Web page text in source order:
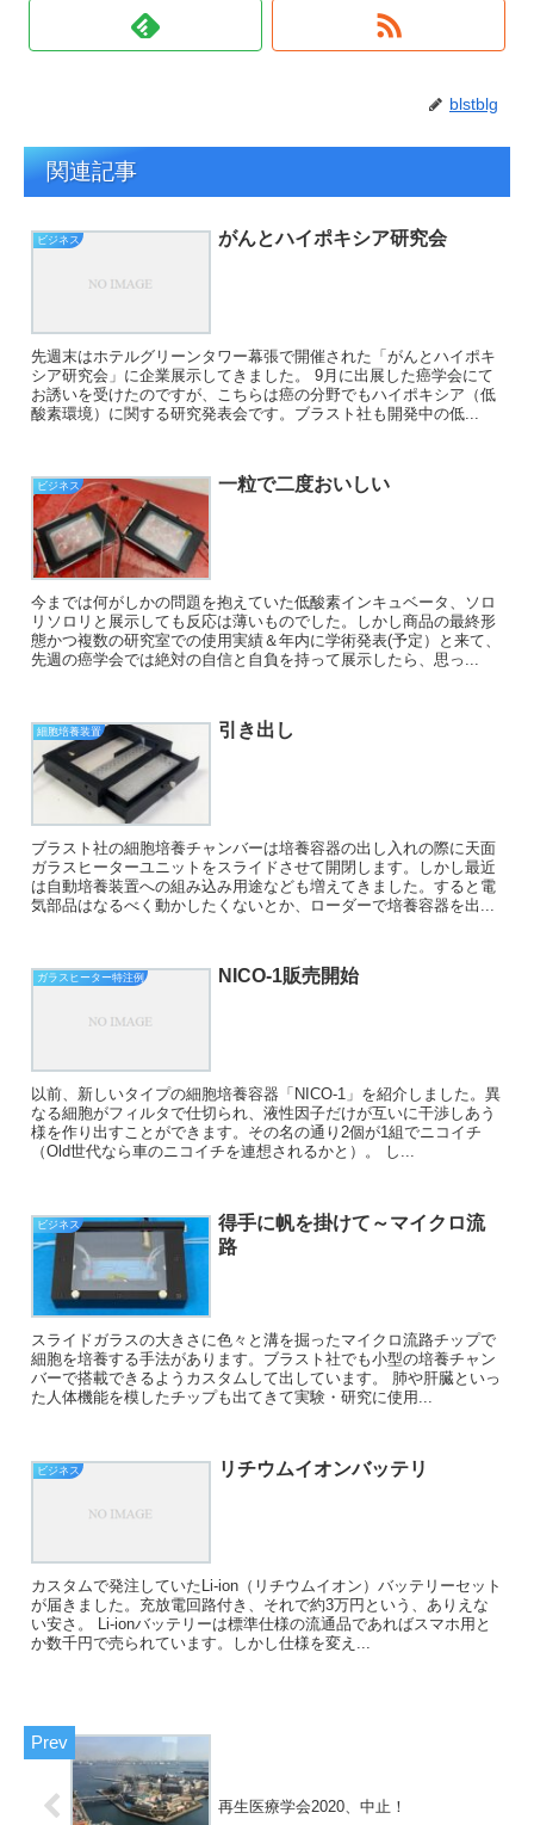
blstblg
関連記事
ビジネス がんとハイポキシア研究会
先週末はホテルグリーンタワー幕張で開催された「がんとハイポキ
シア研究会」に企業展示してきました。 9月に出展した癌学会にて
お誘いを受けたのですが、こちらは癌の分野でもハイポキシア（低
酸素環境）に関する研究発表会です。ブラスト社も開発中の低...
ビジネス 一粒で二度おいしい
今までは何がしかの問題を抱えていた低酸素インキュベータ、ソロ
リソロリと展示しても反応は薄いものでした。しかし商品の最終形
態かつ複数の研究室での使用実績＆年内に学術発表(予定）と来て、
先週の癌学会では絶対の自信と自負を持って展示したら、思っ...
細胞培養装置 引き出し
ブラスト社の細胞培養チャンバーは培養容器の出し入れの際に天面
ガラスヒーターユニットをスライドさせて開閉します。しかし最近
は自動培養装置への組み込み用途なども増えてきました。すると電
気部品はなるべく動かしたくないとか、ローダーで培養容器を出...
ガラスヒーター特注例 NICO-1販売開始
以前、新しいタイプの細胞培養容器「NICO-1」を紹介しました。異
なる細胞がフィルタで仕切られ、液性因子だけが互いに干渉しあう
様を作り出すことができます。その名の通り2個が1組でニコイチ
（Old世代なら車のニコイチを連想されるかと）。 し...
ビジネス
得手に帆を掛けて～マイクロ流
路
スライドガラスの大きさに色々と溝を掘ったマイクロ流路チップで
細胞を培養する手法があります。ブラスト社でも小型の培養チャン
バーで搭載できるようカスタムして出しています。 肺や肝臓といっ
た人体機能を模したチップも出てきて実験・研究に使用...
ビジネス リチウムイオンバッテリ
カスタムで発注していたLi-ion（リチウムイオン）バッテリーセット
が届きました。充放電回路付き、それで約3万円という、ありえな
い安さ。 Li-ionバッテリーは標準仕様の流通品であればスマホ用と
か数千円で売られています。しかし仕様を変え...
再生医療学会2020、中止！